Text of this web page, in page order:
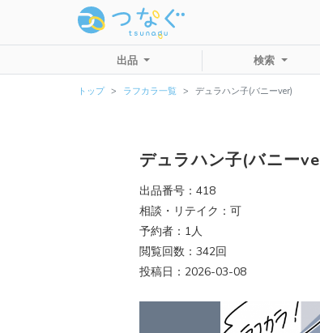
出品 検索
トップ ラフカラ一覧 デュラハン子(バニーver)
デュラハン子(バニー
出品番号：418
相談・リテイク：可
予約者：1人
閲覧回数：342回
投稿日：2026-03-08